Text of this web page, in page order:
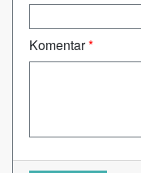
Komentar*